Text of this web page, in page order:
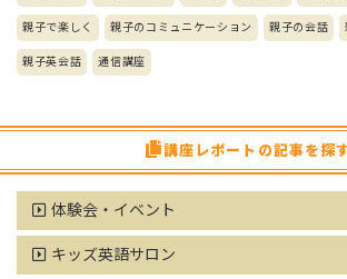
親子で楽しく 親子のコミュニケーション 親子の会話
親子英会話 通信講座
講座レポートの記事を探
体験会・イベント
キッズ英語サロン